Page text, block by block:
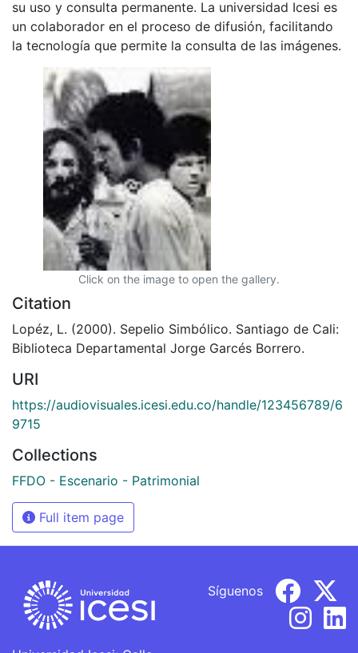
su uso y consulta permanente. La universidad Icesi es
un colaborador en el proceso de difusión, facilitando
la tecnología que permite la consulta de las imágenes.
Click on the image to open the gallery.
Citation
Lopéz, L. (2000). Sepelio Simbólico. Santiago de Cali:
Biblioteca Departamental Jorge Garcés Borrero.
URI
https://audiovisuales.icesi.edu.co/handle/123456789/6
9715
Collections
FFDO - Escenario - Patrimonial
Full item page
Síguenos